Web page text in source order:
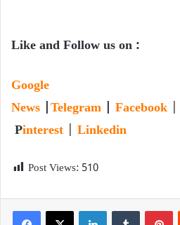
Like and Follow us on :
Google
News
Telegram Facebook
Pinterest Linkedin
Post Views: 510